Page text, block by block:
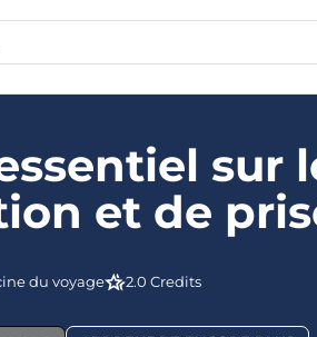
sur
et de
du voyage 2.0 Credits